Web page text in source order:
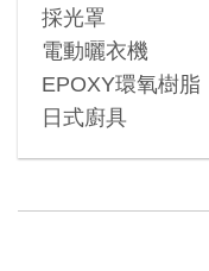
採光罩
電動曬衣機
EPOXY環氧樹脂
日式廚具